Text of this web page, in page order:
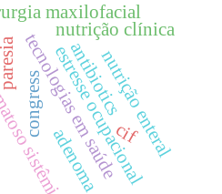
adenoma
tecnologias em saúde
maxilofacial
estresse ocupacional
nutrição clínica
paresia antibiotics
cif
nutrição enteral
congress